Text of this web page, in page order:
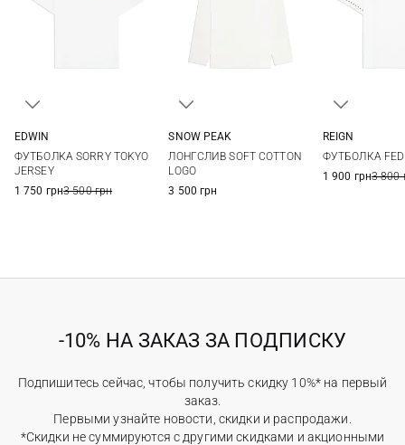
XXL
EDWIN
ФУТБОЛКА SORRY TOKYO
JERSEY
1 750 грн3 500 грн
XXL
SNOW PEAK
ЛОНГСЛИВ SOFT COTTON
LOGO
3 500 грн
REIGN
ФУТБОЛКА
1 900 грн3 800
-10% НА ЗАКАЗ ЗА ПОДПИСКУ
Подпишитесь сейчас, чтобы получить скидку 10%* на первый
заказ.
Первыми узнайте новости, скидки и распродажи.
*Скидки не суммируются с другими скидками и акционными